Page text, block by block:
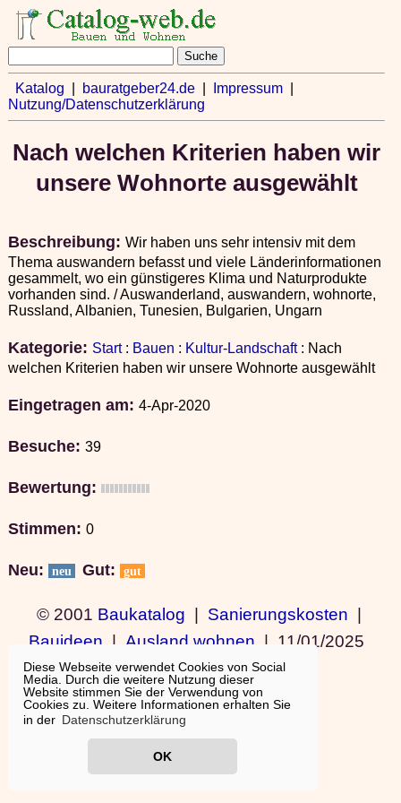
Diese Webseite verwendet Cookies von Social
Media. Durch die weitere Nutzung dieser
Website stimmen Sie der Verwendung von
Cookies zu. Weitere Informationen erhalten Sie
in der Datenschutzerklärung
OK
Katalog bauratgeber24.de| Impressum|
Nutzung/Datenschutzerklärung
Nach welchen Kriterien haben wir
unsere Wohnorte ausgewählt
Beschreibung: Wir haben uns sehr intensiv mit dem
Thema auswandern befasst und viele Länderinformationen
gesammelt, wo ein günstigeres Klima und Naturprodukte
vorhanden sind. / Auswanderland, auswandern, wohnorte,
Russland, Albanien, Tunesien, Bulgarien, Ungarn
Kategorie: Start: Bauen : Kultur-Landschaft: Nach
welchen Kriterien haben wir unsere Wohnorte ausgewählt
Eingetragen am: 4-Apr-2020
Besuche: 39
Bewertung:
Stimmen: 0
Neu: neu Gut: gut
© 2001 Baukatalog | Sanierungskosten |
Bauideen | Ausland wohnen | 11/01/2025
19:15:12